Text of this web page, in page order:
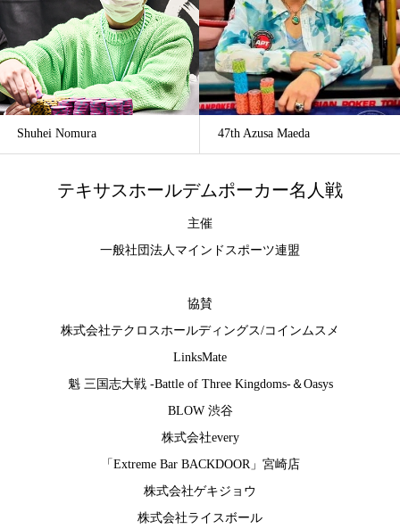
Shuhei Nomura 47th Azusa Maeda
テキサスホールデムポーカー名人戦
主催
一般社団法人マインドスポーツ連盟
協賛
株式会社テクロスホールディングス/コインムスメ
LinksMate
魁 三国志大戦 -Battle of Three Kingdoms-＆Oasys
BLOW 渋谷
株式会社every
「Extreme Bar BACKDOOR」宮崎店
株式会社ゲキジョウ
株式会社ライスボール